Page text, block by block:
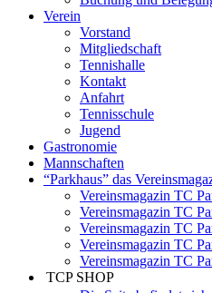
Verein
Vorstand
Mitgliedschaft
Tennishalle
Kontakt
Anfahrt
Tennisschule
Jugend
Gastronomie
Mannschaften
“Parkhaus” das
Vereinsmagazin TC
Vereinsmagazin TC
Vereinsmagazin TC
Vereinsmagazin TC
Vereinsmagazin TC
TCP SHOP